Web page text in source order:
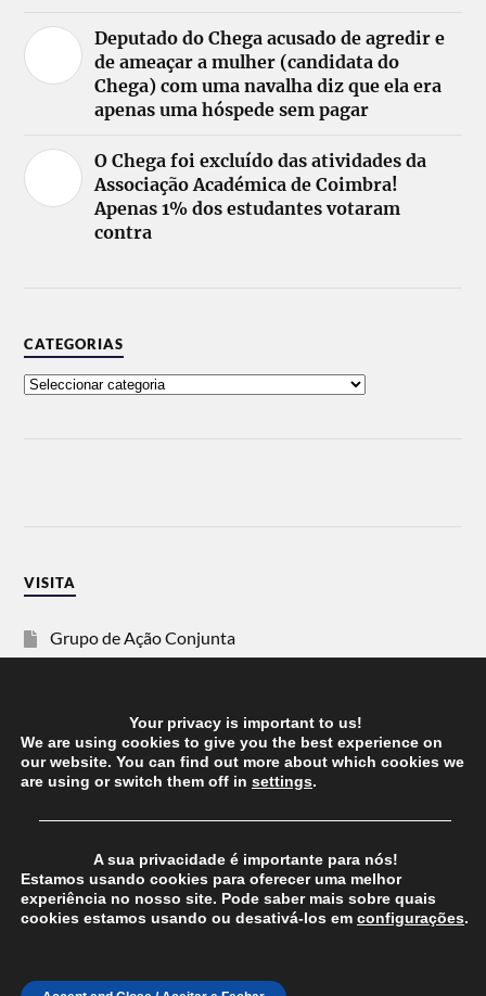
Deputado do Chega acusado de agredir e
de ameaçar a mulher (candidata do
Chega) com uma navalha diz que ela era
apenas uma hóspede sem pagar
O Chega foi excluído das atividades da
Associação Académica de Coimbra!
Apenas 1% dos estudantes votaram
contra
CATEGORIAS
VISITA
Grupo de Ação Conjunta
Vida Justa
dezanove
THEME BYANDERS NORÉN
Your privacy is important to us!
We are using cookies to give you the best experience on
our website. You can find out more about which cookies we
are using or switch them off in settings.
──────────────────────────────────────
A sua privacidade é importante para nós!
Estamos usando cookies para oferecer uma melhor
experiência no nosso site. Pode saber mais sobre quais
cookies estamos usando ou desativá-los em configurações.